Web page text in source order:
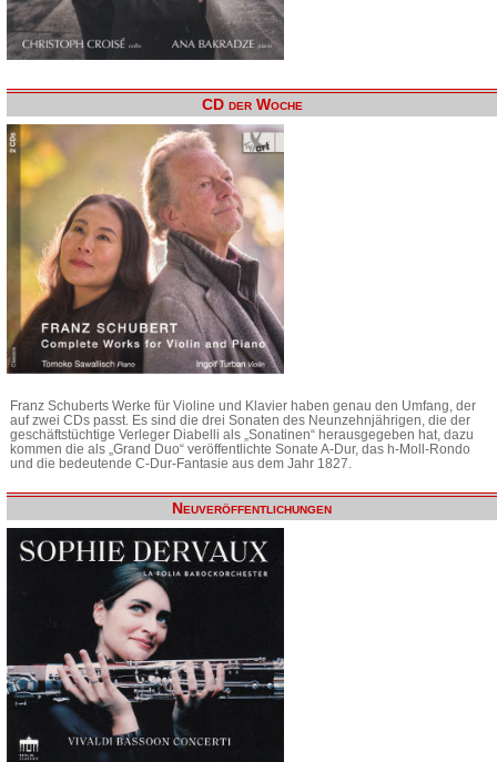
CD der Woche
Franz Schuberts Werke für Violine und Klavier haben genau den Umfang, der
auf zwei CDs passt. Es sind die drei Sonaten des Neunzehnjährigen, die der
geschäftstüchtige Verleger Diabelli als „Sonatinen“ herausgegeben hat, dazu
kommen die als „Grand Duo“ veröffentlichte Sonate A-Dur, das h-Moll-Rondo
und die bedeutende C-Dur-Fantasie aus dem Jahr 1827.
Neuveröffentlichungen